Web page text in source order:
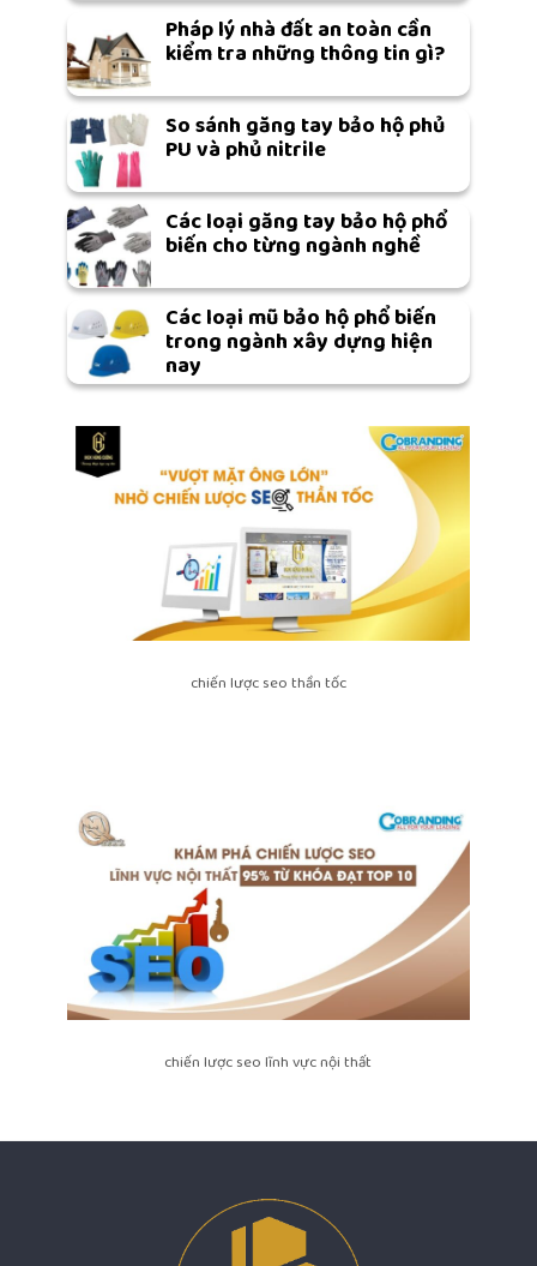
Pháp lý nhà đất an toàn cần
kiểm tra những thông tin gì?
So sánh găng tay bảo hộ phủ
PU và phủ nitrile
Các loại găng tay bảo hộ phổ
biến cho từng ngành nghề
Các loại mũ bảo hộ phổ biến
trong ngành xây dựng hiện
nay
chiến lược seo thần tốc
chiến lược seo lĩnh vực nội thất